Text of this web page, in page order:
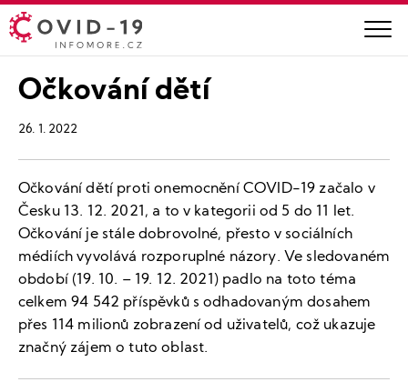
Očkování dětí
26. 1. 2022
Očkování dětí proti onemocnění COVID-19 začalo v
Česku 13. 12. 2021, a to v kategorii od 5 do 11 let.
Očkování je stále dobrovolné, přesto v sociálních
médiích vyvolává rozporuplné názory. Ve sledovaném
období (19. 10. – 19. 12. 2021) padlo na toto téma
celkem 94 542 příspěvků s odhadovaným dosahem
přes 114 milionů zobrazení od uživatelů, což ukazuje
značný zájem o tuto oblast.